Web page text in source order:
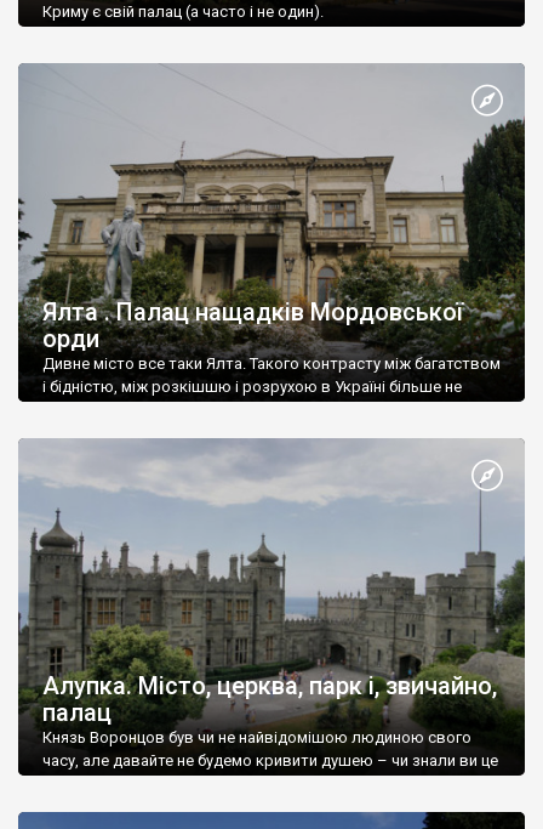
Криму є свій палац (а часто і не один).
Ялта . Палац нащадків Мордовської
орди
Дивне місто все таки Ялта. Такого контрасту між багатством
і бідністю, між розкішшю і розрухою в Україні більше не
Алупка. Місто, церква, парк і, звичайно,
палац
Князь Воронцов був чи не найвідомішою людиною свого
часу, але давайте не будемо кривити душею – чи знали ви це